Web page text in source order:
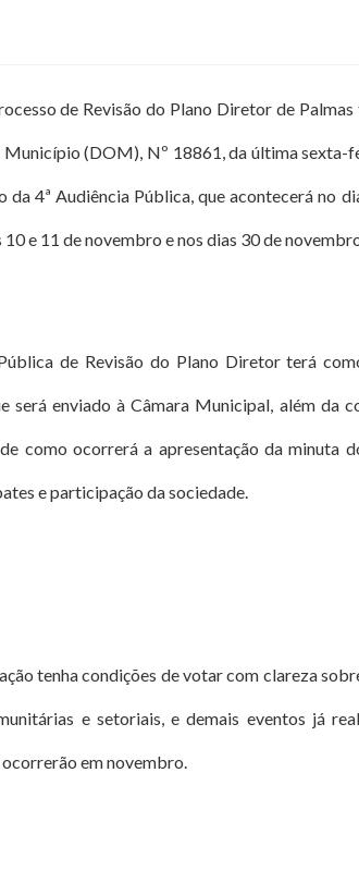
de Revisão do Plano Diretor de
(DOM), Nº 18861, da última sexta-
da 4ª Audiência Pública, que acontecerá no
e 11 de novembro e nos dias 30 de
de Revisão do Plano Diretor terá
será enviado à Câmara Municipal, além da
como ocorrerá a apresentação da minuta
e participação da sociedade.
tenha condições de votar com clareza
e setoriais, e demais eventos já
em novembro.